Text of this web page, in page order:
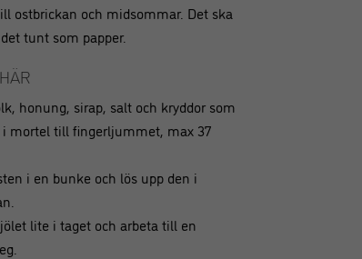
ostbrickan och midsommar. Det ska
tunt som papper.
honung, sirap, salt och kryddor som
i mortel till fingerljummet, max 37
i en bunke och lös upp den i
lite i taget och arbeta till en